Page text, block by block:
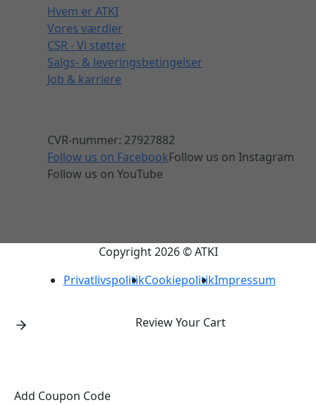
Hvem er ATKI
Vores værdier
CSR - Vi støtter
Salgs- & leveringsbetingelser
Job & karriere
CVR-nummer: 27927882
Follow us on FacebookFollow us on Instagram
Follow us on YouTube
Copyright 2026 © ATKI
PrivatlivspolitikCookiepolitikImpressum
Review Your Cart
Add Coupon Code